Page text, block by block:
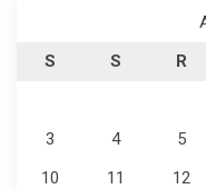
S
S R
3
4 5
10
11 12